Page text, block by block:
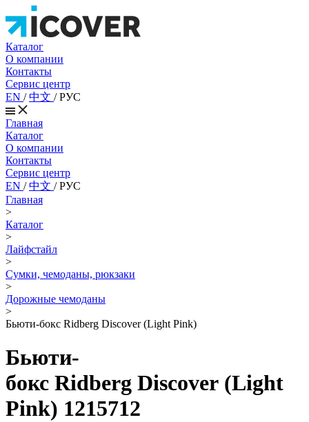
Каталог
О компании
Контакты
Сервис центр
EN /中文 /РУС
Главная
Каталог
О компании
Контакты
Сервис центр
EN /中文 /РУС
Главная
>
Каталог
>
Лайфстайл
>
Сумки, чемоданы, рюкзаки
>
Дорожные чемоданы
>
Бьюти-бокс Ridberg Discover (Light Pink)
Бьюти-
бокс Ridberg Discover (Light
Pink) 1215712